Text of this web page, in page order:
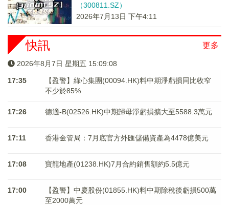
（300811.SZ）
2026年7月13日 下午4:11
更多
快訊
2026年8月7日 星期五 15:09:09
17:35
【盈警】綠心集團(00094.HK)料中期淨虧損同比收窄
不少於85%
17:26 德適-B(02526.HK)中期歸母淨虧損擴大至5588.3萬元
17:11 香港金管局：7月底官方外匯儲備資產為4478億美元
17:08 寶龍地產(01238.HK)7月合約銷售額約5.5億元
17:00
【盈警】中慶股份(01855.HK)料中期除稅後虧損500萬
至2000萬元